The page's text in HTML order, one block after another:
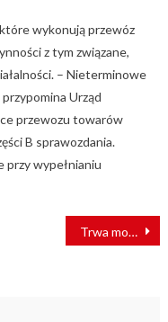
wykonują przewóz
z tym związane,
– Nieterminowe
Urząd
przewozu towarów
B sprawozdania.
przy wypełnianiu
Trwa modernizacja linii kolejowej Trzebinia – Czechowice-Dziedzice